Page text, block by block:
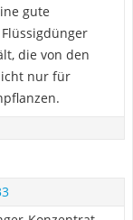
gute
die von den
nur für